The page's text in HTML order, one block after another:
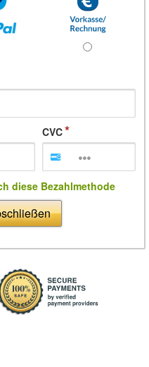
CVC
diese Bezahlmethode